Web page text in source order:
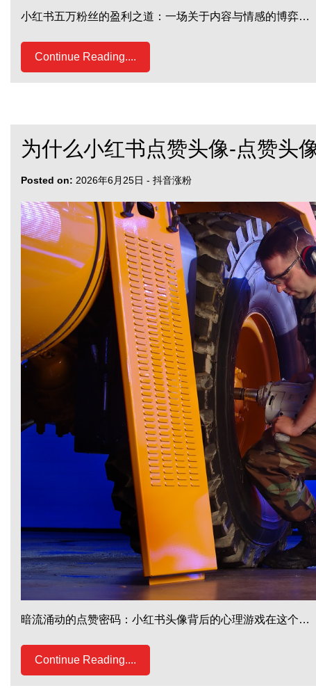
小红书五万粉丝的盈利之道：一场关于内容与情感的博弈…
Continue Reading....
为什么小红书点赞头像-点赞头
Posted on: 2026年6月25日 - 抖音涨粉
暗流涌动的点赞密码：小红书头像背后的心理游戏在这个…
Continue Reading....